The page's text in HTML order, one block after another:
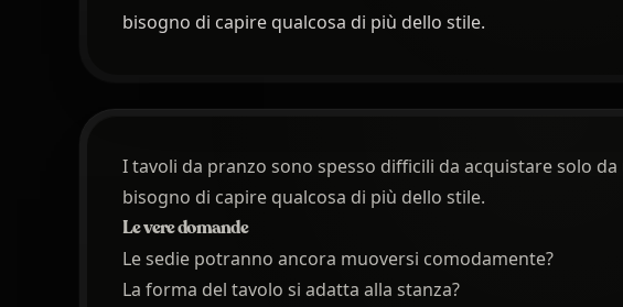
bisogno di capire qualcosa di più dello stile.
I tavoli da pranzo sono spesso difficili da acquistare solo
bisogno di capire qualcosa di più dello stile.
Le vere domande
Le sedie potranno ancora muoversi comodamente?
La forma del tavolo si adatta alla stanza?